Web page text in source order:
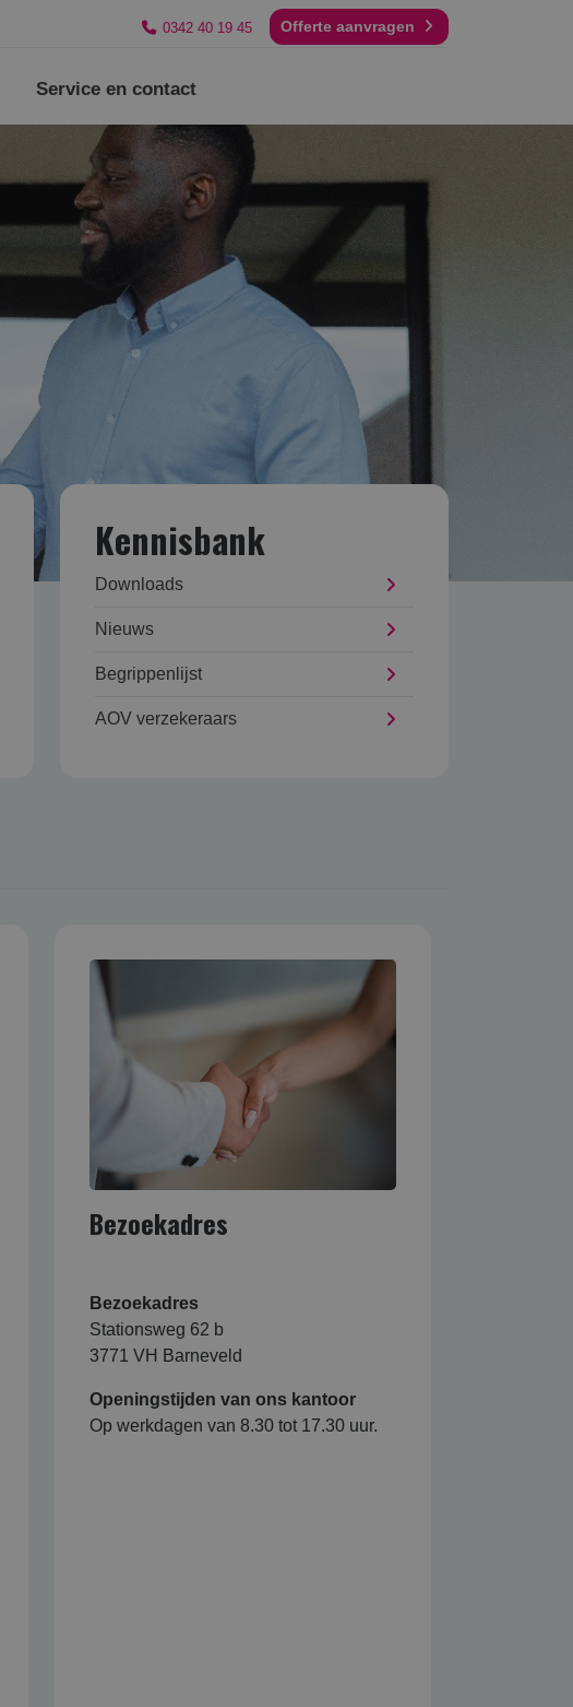
0342 40 19 45 Offerte aanvragen
Service en contact
Kennisbank
Downloads
Nieuws
Begrippenlijst
AOV verzekeraars
Bezoekadres
Bezoekadres
Stationsweg 62 b
3771 VH Barneveld
Openingstijden van ons kantoor
Op werkdagen van 8.30 tot 17.30 uur.